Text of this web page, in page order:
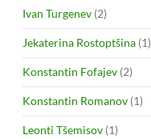
Ivan Turgenev (2)
Jekaterina Rostoptšina (1)
Konstantin Fofajev (2)
Konstantin Romanov (1)
Leonti Tšemisov (1)